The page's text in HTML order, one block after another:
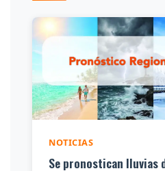
NOTICIAS
Se pronostican lluvias